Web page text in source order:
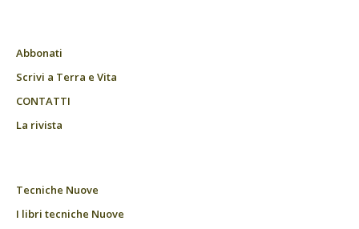
Abbonati
Scrivi a Terra e Vita
CONTATTI
La rivista
Tecniche Nuove
I libri tecniche Nuove